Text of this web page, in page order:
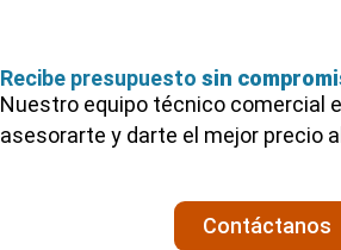
Recibe presupuesto sin
Nuestro equipo técnico comercial
asesorarte y darte el mejor precio
Contáctanos